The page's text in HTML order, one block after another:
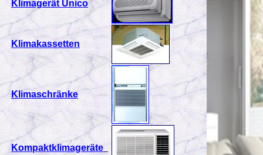
Klimagerät Unico
Klimakassetten
Klimaschränke
Kompaktklimageräte